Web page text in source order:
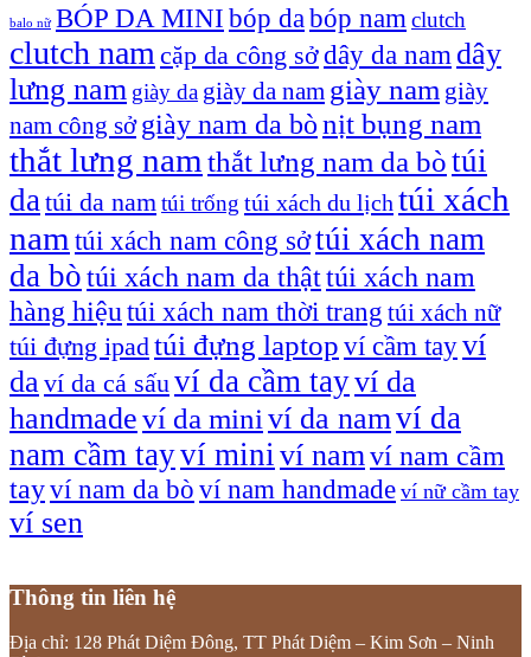
balo nữ BÓP DA MINI bóp da bóp nam clutch
clutch nam cặp da công sởdây da nam dây
lưng nam giày da giày da nam giày nam giày
nam công sở giày nam da bònịt bụng nam
thắt lưng nam thắt lưng nam da bòtúi
da túi da namtúi trống túi xách du lịch túi xách
nam túi xách nam công sởtúi xách nam
da bòtúi xách nam da thậttúi xách nam
hàng hiệu túi xách nam thời trang túi xách nữ
túi đựng ipadtúi đựng laptop ví cầm tayví
daví da cá sấu ví da cầm tayví da
handmadeví da mini ví da namví da
nam cầm tayví mini ví namví nam cầm
tayví nam da bò ví nam handmade ví nữ cầm tay
ví sen
Thông tin liên hệ
Địa chỉ: 128 Phát Diệm Đông, TT Phát Diệm – Kim Sơn – Ninh